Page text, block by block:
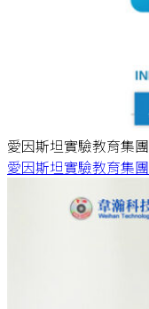
愛因斯坦實驗教育集團
愛因斯坦實驗教育集團